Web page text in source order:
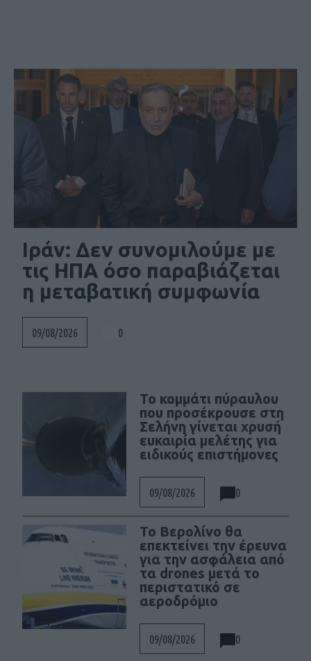
Ιράν: Δεν συνομιλούμε με
τις ΗΠΑ όσο παραβιάζεται
η μεταβατική συμφωνία
09/08/2026 0
Το κομμάτι πύραυλου
που προσέκρουσε στη
Σελήνη γίνεται χρυσή
ευκαιρία μελέτης για
ειδικούς επιστήμονες
09/08/2026 0
Το Βερολίνο θα
επεκτείνει την έρευνα
για την ασφάλεια από
τα drones μετά το
περιστατικό σε
αεροδρόμιο
09/08/2026 0